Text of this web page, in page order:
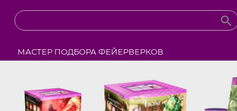
МАСТЕР ПОДБОРА ФЕЙЕРВЕРКОВ